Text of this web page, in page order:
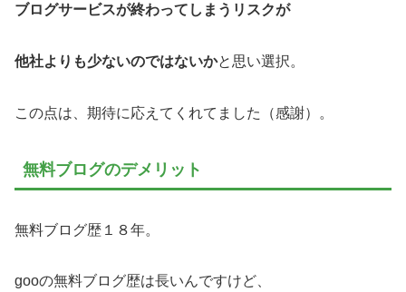
ブログサービスが終わってしまうリスクが
他社よりも少ないのではないかと思い選択。
この点は、期待に応えてくれてました（感謝）。
無料ブログのデメリット
無料ブログ歴１８年。
gooの無料ブログ歴は長いんですけど、